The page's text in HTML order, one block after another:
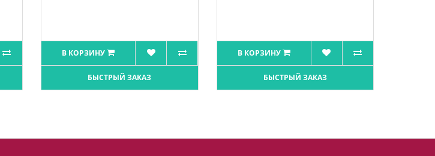
В КОРЗИНУ
БЫСТРЫЙ ЗАКАЗ
В КОРЗИНУ
БЫСТРЫЙ ЗАКАЗ